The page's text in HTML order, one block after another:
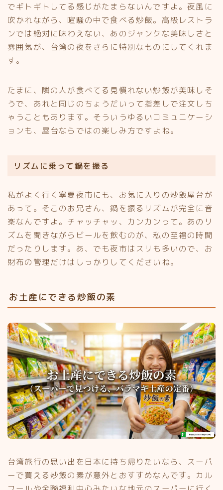
でギトギトしてる感じがたまらないんですよ。夜風に
吹かれながら、喧騒の中で食べる炒飯。高級レストラ
ンでは絶対に味わえない、あのジャンクな美味しさと
雰囲気が、台湾の夜をさらに特別なものにしてくれま
す。
たまに、隣の人が食べてる見慣れない炒飯が美味しそ
うで、あれと同じのちょうだいって指差しで注文しち
ゃうこともあります。そういうゆるいコミュニケーシ
ョンも、屋台ならではの楽しみ方ですよね。
リズムに乗って鍋を振る
私がよく行く寧夏夜市にも、お気に入りの炒飯屋台が
あって。そこのお兄さん、鍋を振るリズムが完全に音
楽なんですよ。チャッチャッ、カンカンって。あのリ
ズムを聞きながらビールを飲むのが、私の至福の時間
だったりします。あ、でも夜市はスリも多いので、お
財布の管理だけはしっかりしてくださいね。
お土産にできる炒飯の素
台湾旅行の思い出を日本に持ち帰りたいなら、スーパ
ーで買える炒飯の素が意外とおすすめなんです。カル